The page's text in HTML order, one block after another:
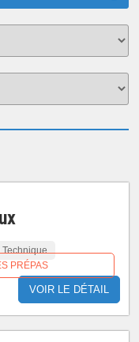
Technique
VOIR LE DÉTAIL
PRÉPAS